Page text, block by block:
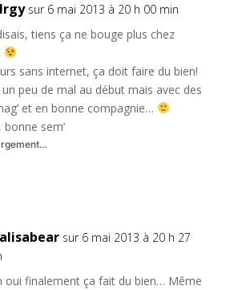
sur 6 mai 2013 à 20 h 00 min
tiens ça ne bouge plus chez
sans internet, ça doit faire du bien!
un peu de mal au début mais avec des
et en bonne compagnie…
bonne sem’
sur 6 mai 2013 à 20 h 27
oui finalement ça fait du bien… Même